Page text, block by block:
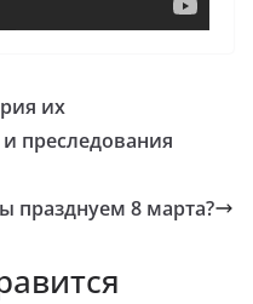
их
преследования
празднуем 8 марта?